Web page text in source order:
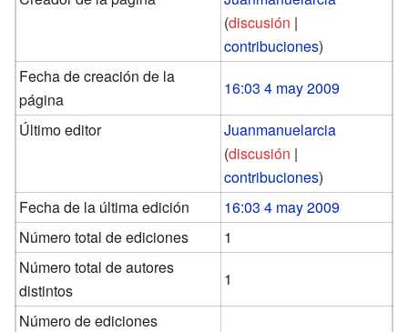
(discusión |
contribuciones)
Fecha de creación de la
página
16:03 4 may 2009
Último editor
Juanmanuelarcia
(discusión |
contribuciones)
Fecha de la última edición
16:03 4 may 2009
Número total de ediciones
1
Número total de autores
distintos
1
Número de ediciones